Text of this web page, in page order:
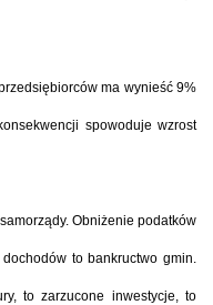
ma wynieść 9%
spowoduje wzrost
. Obniżenie podatków
to bankructwo gmin.
to zarzucone inwestycje, to